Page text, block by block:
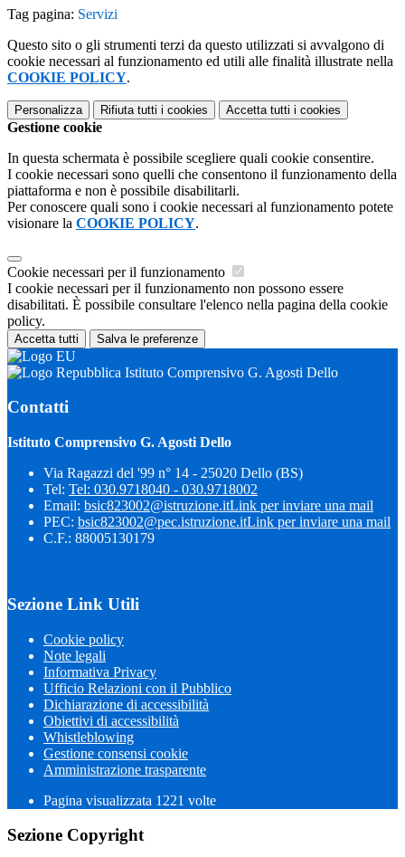
Tag pagina: Servizi
Questo sito o gli strumenti terzi da questo utilizzati si avvalgono di
cookie necessari al funzionamento ed utili alle finalità illustrate nella
COOKIE POLICY.
Personalizza Rifiuta tutti i cookies Accetta tutti i cookies
Gestione cookie
In questa schermata è possibile scegliere quali cookie consentire.
I cookie necessari sono quelli che consentono il funzionamento della
piattaforma e non è possibile disabilitarli.
Per conoscere quali sono i cookie necessari al funzionamento potete
visionare la COOKIE POLICY.
Cookie necessari per il funzionamento
I cookie necessari per il funzionamento non possono essere
disabilitati. È possibile consultare l'elenco nella pagina della cookie
policy.
Accetta tutti Salva le preferenze
Istituto Comprensivo G. Agosti Dello
Contatti
Istituto Comprensivo G. Agosti Dello
Via Ragazzi del '99 n° 14 - 25020 Dello (BS)
Tel: Tel: 030.9718040 - 030.9718002
Email: bsic823002@istruzione.itLink per inviare una mail
PEC: bsic823002@pec.istruzione.itLink per inviare una mail
C.F.: 88005130179
Sezione Link Utili
Cookie policy
Note legali
Informativa Privacy
Ufficio Relazioni con il Pubblico
Dichiarazione di accessibilità
Obiettivi di accessibilità
Whistleblowing
Gestione consensi cookie
Amministrazione trasparente
Pagina visualizzata 1221 volte
Sezione Copyright